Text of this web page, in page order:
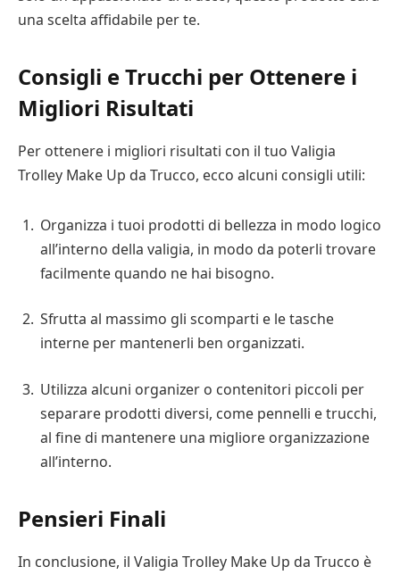
una scelta affidabile per te.
Consigli e Trucchi per Ottenere i
Migliori Risultati
Per ottenere i migliori risultati con il tuo Valigia
Trolley Make Up da Trucco, ecco alcuni consigli utili:
Organizza i tuoi prodotti di bellezza in modo logico
all’interno della valigia, in modo da poterli trovare
facilmente quando ne hai bisogno.
Sfrutta al massimo gli scomparti e le tasche
interne per mantenerli ben organizzati.
Utilizza alcuni organizer o contenitori piccoli per
separare prodotti diversi, come pennelli e trucchi,
al fine di mantenere una migliore organizzazione
all’interno.
Pensieri Finali
In conclusione, il Valigia Trolley Make Up da Trucco è